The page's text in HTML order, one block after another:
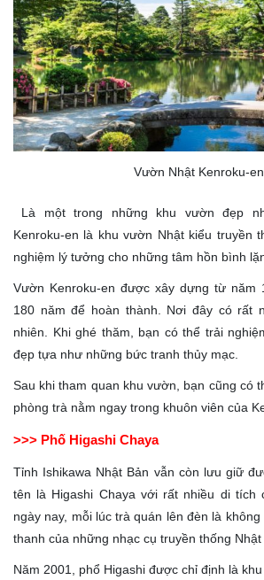
Vườn Nhật Kenroku-en
Là một trong những khu vườn đẹp
Kenroku-en là khu vườn Nhật kiểu truyền
nghiệm lý tưởng cho những tâm hồn bình
Vườn Kenroku-en được xây dựng từ năm
180 năm để hoàn thành. Nơi đây có rất
nhiên. Khi ghé thăm, bạn có thể trải
đẹp tựa như những bức tranh thủy mạc.
Sau khi tham quan khu vườn, bạn cũng có
phòng trà nằm ngay trong khuôn viên của
>>> Phố Higashi Chaya
Tỉnh Ishikawa Nhật Bản vẫn còn lưu giữ
tên là Higashi Chaya với rất nhiều di tích
ngày nay, mỗi lúc trà quán lên đèn là
thanh của những nhạc cụ truyền thống Nhật
Năm 2001, phổ Higashi được chỉ định là